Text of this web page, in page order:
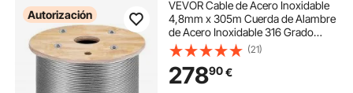
Autorización
VEVOR Cable de Acero Inoxidable
4,8mm x 305m Cuerda de Alambre
de Acero Inoxidable 316 Grado
Marino para barandillas
balaustradas, Cadenas de Luces
Colgantes, Vallas de Porche,
balaustres de Bricolaje
(21)
27890€